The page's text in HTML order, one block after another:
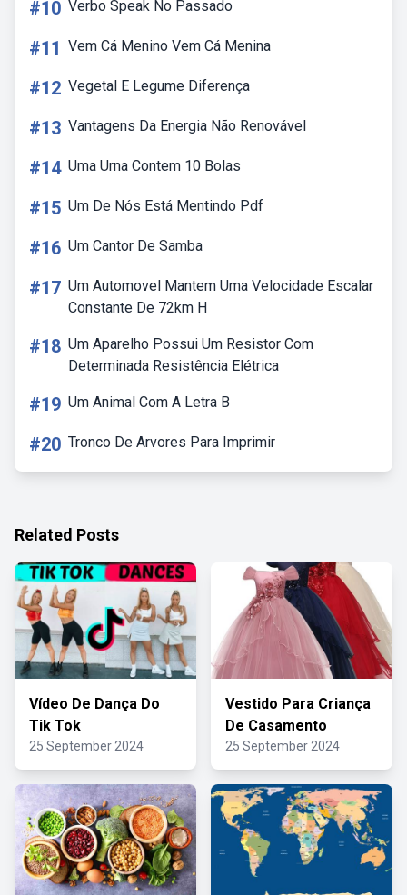
#10 Verbo Speak No Passado
#11 Vem Cá Menino Vem Cá Menina
#12 Vegetal E Legume Diferença
#13 Vantagens Da Energia Não Renovável
#14 Uma Urna Contem 10 Bolas
#15 Um De Nós Está Mentindo Pdf
#16 Um Cantor De Samba
#17 Um Automovel Mantem Uma Velocidade Escalar
Constante De 72km H
#18 Um Aparelho Possui Um Resistor Com
Determinada Resistência Elétrica
#19 Um Animal Com A Letra B
#20 Tronco De Arvores Para Imprimir
Related Posts
Vídeo De Dança Do
Tik Tok
25 September 2024
Vestido Para Criança
De Casamento
25 September 2024